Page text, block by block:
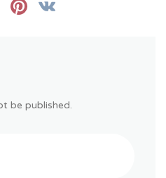
be published.